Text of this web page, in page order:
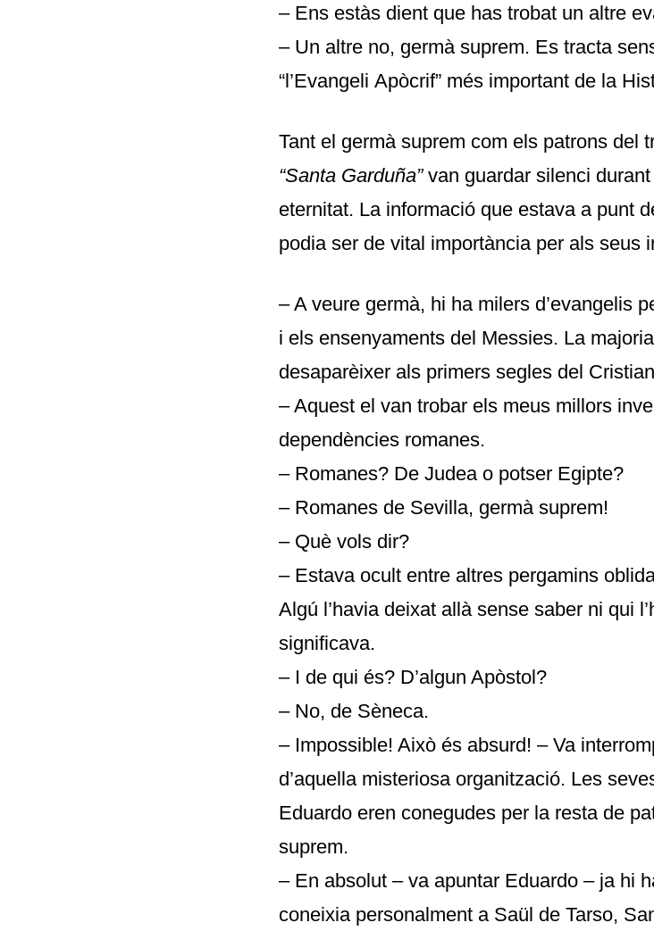
– Ens estàs dient que has trobat un altre
– Un altre no, germà suprem. Es tracta
“l’Evangeli Apòcrif” més important de la
Tant el germà suprem com els patrons del
“Santa Garduña”van guardar silenci
eternitat. La informació que estava a punt
podia ser de vital importància per als seus
– A veure germà, hi ha milers d’evangelis
i els ensenyaments del Messies. La
desaparèixer als primers segles del
– Aquest el van trobar els meus millors
dependències romanes.
– Romanes? De Judea o potser Egipte?
– Romanes de Sevilla, germà suprem!
– Què vols dir?
– Estava ocult entre altres pergamins
Algú l’havia deixat allà sense saber ni qui
significava.
– I de qui és? D’algun Apòstol?
– No, de Sèneca.
– Impossible! Això és absurd! – Va
d’aquella misteriosa organització. Les
Eduardo eren conegudes per la resta de
suprem.
– En absolut – va apuntar Eduardo – ja hi
coneixia personalment a Saül de Tarso,